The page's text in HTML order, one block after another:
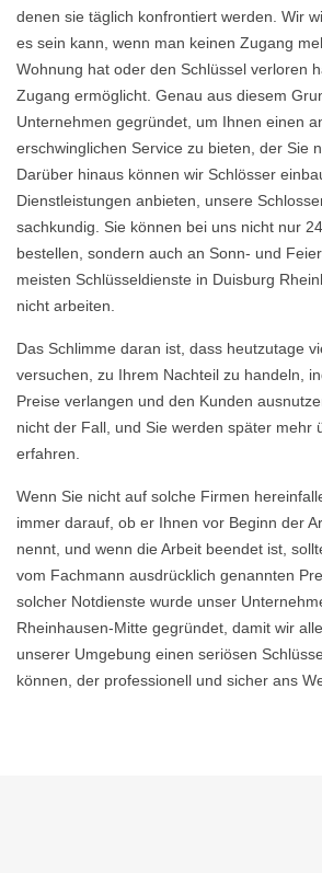
denen sie täglich konfrontiert werden. Wir
es sein kann, wenn man keinen Zugang
Wohnung hat oder den Schlüssel verloren
Zugang ermöglicht. Genau aus diesem
Unternehmen gegründet, um Ihnen einen
erschwinglichen Service zu bieten, der Sie
Darüber hinaus können wir Schlösser
Dienstleistungen anbieten, unsere
sachkundig. Sie können bei uns nicht nur
bestellen, sondern auch an Sonn- und
meisten Schlüsseldienste in Duisburg
nicht arbeiten.
Das Schlimme daran ist, dass heutzutage
versuchen, zu Ihrem Nachteil zu handeln,
Preise verlangen und den Kunden
nicht der Fall, und Sie werden später mehr
erfahren.
Wenn Sie nicht auf solche Firmen
immer darauf, ob er Ihnen vor Beginn der
nennt, und wenn die Arbeit beendet ist,
vom Fachmann ausdrücklich genannten
solcher Notdienste wurde unser
Rheinhausen-Mitte gegründet, damit wir
unserer Umgebung einen seriösen
können, der professionell und sicher ans